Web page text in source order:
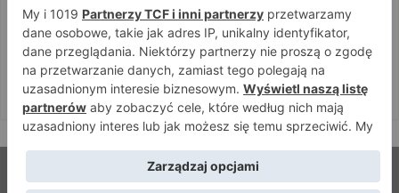
Niepokonany Włodarczyk zawalczy o ranking! Na XTB
KSW 122 zmierzy się z Paivą
5 sierpnia 2026
Mateusz DON DIEGO Kubiszyn o rywalu na GROMDA 26.
Kibice typują trzy nazwiska
© Strefamma.pl 2026, Wszelkie prawa zastrzeżone |